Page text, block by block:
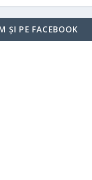
ȘI PE FACEBOOK